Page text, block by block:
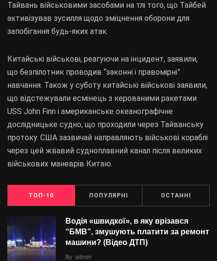
Тайвань військовими засобами на тлі того, що Тайбей
активізував зусилля щодо зміцнення оборони для
запобігання будь-яких атак.
Китайські військові, реагуючи на інцидент, заявили,
що безпілотник проводив “законні і правомірні”
навчання. Також у суботу китайські військові заявили,
що відстежували есмінець з керованими ракетами
USS John Finn і американське океанографічне
дослідницьке судно, що проходили через Тайванську
протоку. США зазвичай направляють військові кораблі
через цей жвавий судноплавний канал після великих
військових маневрів Китаю.
ТОП-10 ПОПУЛЯРНІ ОСТАННІ
Водія «швидкої», в яку врізався
“БMВ”, змушують платити за ремонт
машини? (Відео ДТП)
By admin